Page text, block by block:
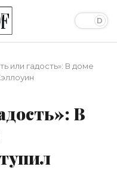
или гадость»: В доме
В